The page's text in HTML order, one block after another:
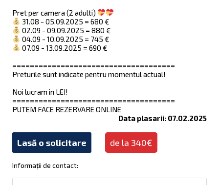
Pret per camera (2 adulti)
31.08 - 05.09.2025 = 680 €
02.09 - 09.09.2025 = 880 €
04.09 - 10.09.2025 = 745 €
07.09 - 13.09.2025 = 690 €
=====================================
Preturile sunt indicate pentru momentul actual!
Noi lucram in LEI!
=====================================
PUTEM FACE REZERVARE ONLINE
Data plasarii: 07.02.2025
Lasă o solicitare de la 340€
Informații de contact: